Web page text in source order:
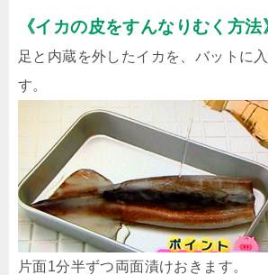
《イカの皮をすんなりむく方法
足と内蔵を外したイカを、バットに
す。
片面1分半ずつ両面漬けおきます。